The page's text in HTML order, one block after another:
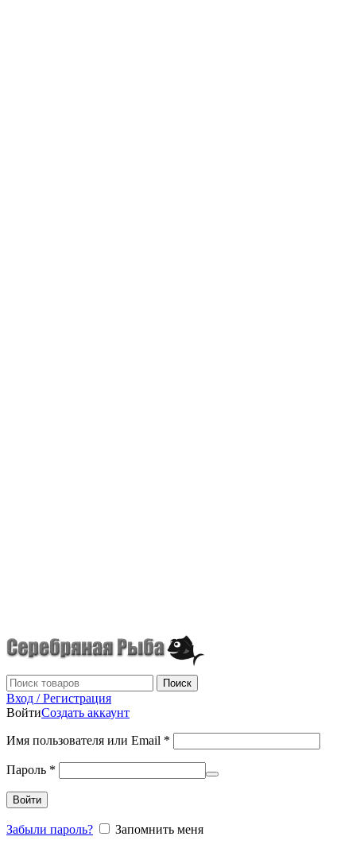
Поиск
Вход / Регистрация
ВойтиСоздать аккаунт
Имя пользователя или Email *
Пароль *
Войти
Забыли пароль?
Запомнить меня